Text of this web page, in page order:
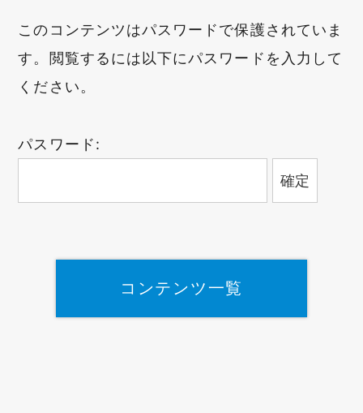
このコンテンツはパスワードで保護されていま
す。閲覧するには以下にパスワードを入力して
ください。
パスワード:
コンテンツ一覧